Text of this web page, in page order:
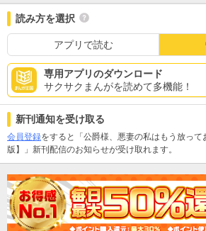
読み方を選択
アプリで読む
専用アプリのダウンロード
サクサクまんがを読めて多機能！
新刊通知を受け取る
会員登録をすると「公爵様、悪妻の私はもう放っ
版】」新刊配信のお知らせが受け取れます。